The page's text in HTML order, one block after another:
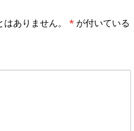
ありません。 * が付いている